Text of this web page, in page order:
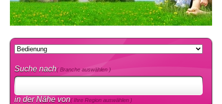
Suche nach( Branche auswählen )
in der Nähe von( Ihre Region auswählen )